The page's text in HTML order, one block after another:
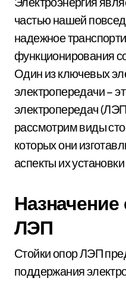
частью нашей
надежное
функционирования
Один из ключевых
электропередачи –
электропередач
рассмотрим виды
которых они
аспекты их
Назначение
ЛЭП
Стойки опор ЛЭП
поддержания